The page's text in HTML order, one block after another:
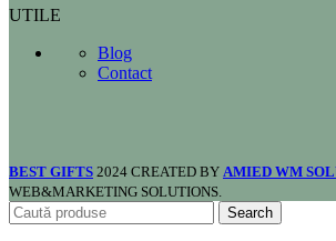
UTILE
Blog
Contact
BEST GIFTS 2024 CREATED BY AMIED WM
WEB&MARKETING SOLUTIONS.
Search